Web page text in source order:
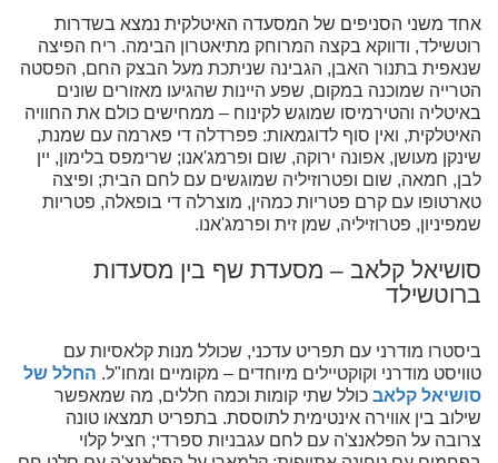
אחד משני הסניפים של המסעדה האיטלקית נמצא בשדרות
רוטשילד, ודווקא בקצה המרוחק מתיאטרון הבימה. ריח הפיצה
שנאפית בתנור האבן, הגבינה שניתכת מעל הבצק החם, הפסטה
הטרייה שמוכנה במקום, שפע היינות שהגיעו מאזורים שונים
באיטליה והטירמיסו שמוגש לקינוח – ממחישים כולם את החוויה
האיטלקית, ואין סוף לדוגמאות: פפרדלה די פארמה עם שמנת,
שינקן מעושן, אפונה ירוקה, שום ופרמג'אנו; שרימפס בלימון, יין
לבן, חמאה, שום ופטרוזיליה שמוגשים עם לחם הבית; ופיצה
טארטופו עם קרם פטריות כמהין, מוצרלה די בופאלה, פטריות
שמפיניון, פטרוזיליה, שמן זית ופרמג'אנו.
סושיאל קלאב – מסעדת שף בין מסעדות
ברוטשילד
ביסטרו מודרני עם תפריט עדכני, שכולל מנות קלאסיות עם
טוויסט מודרני וקוקטיילים מיוחדים – מקומיים ומחו"ל. החלל של
סושיאל קלאב כולל שתי קומות וכמה חללים, מה שמאפשר
שילוב בין אווירה אינטימית לתוססת. בתפריט תמצאו טונה
צרובה על הפלאנצ'ה עם לחם עגבניות ספרדי; חציל קלוי